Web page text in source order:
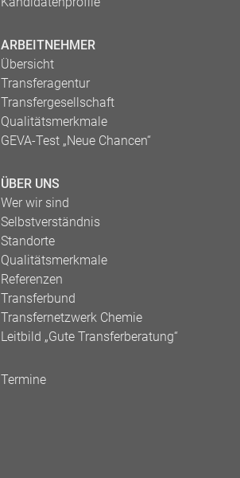
ARBEITNEHMER
Übersicht
Transferagentur
Transfergesellschaft
Qualitätsmerkmale
GEVA-Test „Neue Chancen“
ÜBER UNS
Wer wir sind
Selbstverständnis
Standorte
Qualitätsmerkmale
Referenzen
Transferbund
Transfernetzwerk Chemie
Leitbild „Gute Transferberatung“
Termine